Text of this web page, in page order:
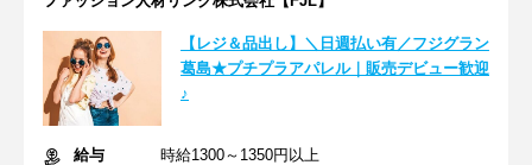
【レジ＆品出し】＼日週払い有／フジグラン
葛島★プチプラアパレル｜販売デビュー歓迎
♪
給与
時給1300～1350円以上